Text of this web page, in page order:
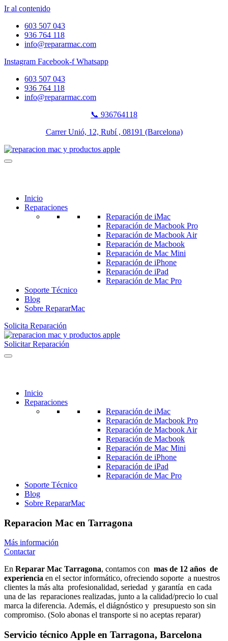
Ir al contenido
603 507 043
936 764 118
info@repararmac.com
Instagram Facebook-f Whatsapp
603 507 043
936 764 118
info@repararmac.com
📞 936764118
Carrer Unió, 12, Rubí , 08191 (Barcelona)
Inicio
Reparaciones
Reparación de iMac
Reparación de Macbook Pro
Reparación de Macbook Air
Reparación de Macbook
Reparación de Mac Mini
Reparación de iPhone
Reparación de iPad
Reparación de Mac Pro
Soporte Técnico
Blog
Sobre RepararMac
Solicita Reparación
Solicitar Reparación
Inicio
Reparaciones
Reparación de iMac
Reparación de Macbook Pro
Reparación de Macbook Air
Reparación de Macbook
Reparación de Mac Mini
Reparación de iPhone
Reparación de iPad
Reparación de Mac Pro
Soporte Técnico
Blog
Sobre RepararMac
Reparacion Mac en Tarragona
Más información
Contactar
En Reparar Mac Tarragona, contamos con mas de 12 años de
experiencia en el sector informático, ofreciendo soporte a nuestros
clientes la más alta profesionalidad, seriedad y garantía en cada
una de las reparaciones realizadas, junto a la calidad/precio lo cual
marca la diferencia. Además, el diágnóstico y presupuesto son sin
compromiso. (Solo abonas el transporte si no aceptas reparar)
Servicio técnico Apple en Tarragona, Barcelona